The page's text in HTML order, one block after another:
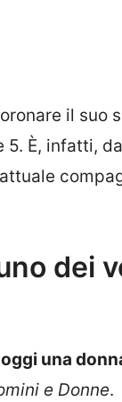
il suo
5. È, infatti,
dei
una
e Donne.